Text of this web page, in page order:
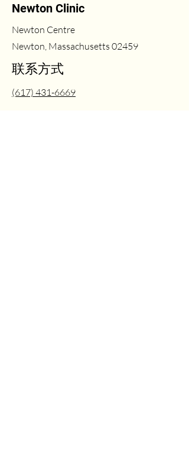
Newton Clinic
Newton Centre
Newton, Massachusetts 02459
联系方式
(617) 431-6669